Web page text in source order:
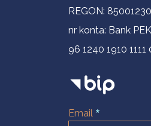
REGON:
nr konta: Bank
96 1240 1910
Email